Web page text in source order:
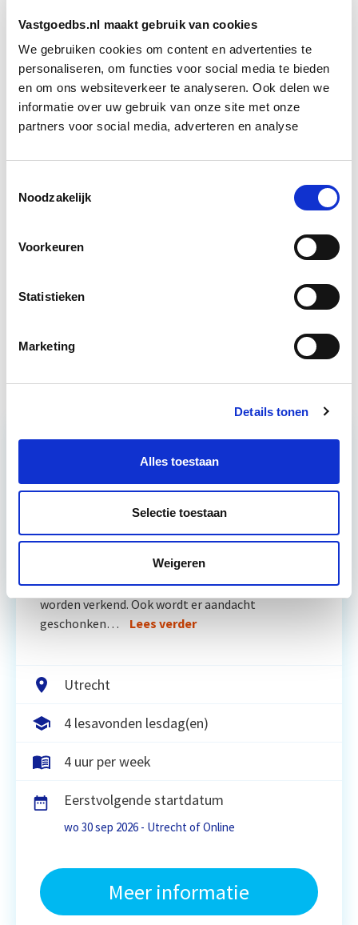
Vastgoedbs.nl maakt gebruik van cookies
We gebruiken cookies om content en advertenties te
personaliseren, om functies voor social media te bieden
en om ons websiteverkeer te analyseren. Ook delen we
informatie over uw gebruik van onze site met onze
partners voor social media, adverteren en analyse
Noodzakelijk
Voorkeuren
Statistieken
Marketing
Details tonen
Alles toestaan
Selectie toestaan
Weigeren
inkomsten is voor grote gemeenten enkele miljoenen,
maar ook kleinere gemeenten moeten rekening
houden met enkele tonnen minder inkomen uit OZB.
Bron: Het Financieele Dagblad
Boeiend verhaal? Duik dan eens
Strategie en Exploitatie
Herontwikkeling Start do 18 mrt
Relevant bij dit artikel
Vastgoedmarkt & Trends
Ontwikkelingen op de vastgoedmarkt zijn
afhankelijk van algemene economische
ontwikkelingen, die ook tijdens deze module
worden verkend. Ook wordt er aandacht
geschonken…
Lees verder
Utrecht
4 lesavonden lesdag(en)
4 uur per week
Eerstvolgende startdatum
wo 30 sep 2026 - Utrecht of Online
Meer informatie